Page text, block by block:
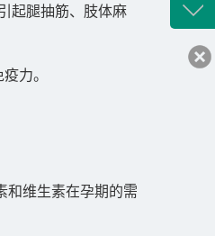
起腿抽筋、肢体麻
力。
和维生素在孕期的需
客服